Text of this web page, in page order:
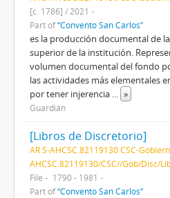
[c. 1786] / 2021
Part of“Convento San Carlos”
es la producción documental de
superior de la institución.
volumen documental del fondo
las actividades más elementales
por tener injerencia ... »
Guardián
[Libros de Discretorio]
AR S-AHCSC.82119130 CSC-
AHCSC.82119130/CSC//Gob/Disc/
File
1790 - 1981
Part of“Convento San Carlos”